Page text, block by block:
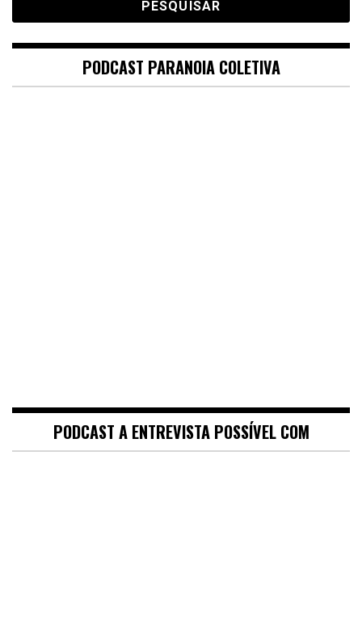
PODCAST PARANOIA COLETIVA
PODCAST A ENTREVISTA POSSÍVEL COM